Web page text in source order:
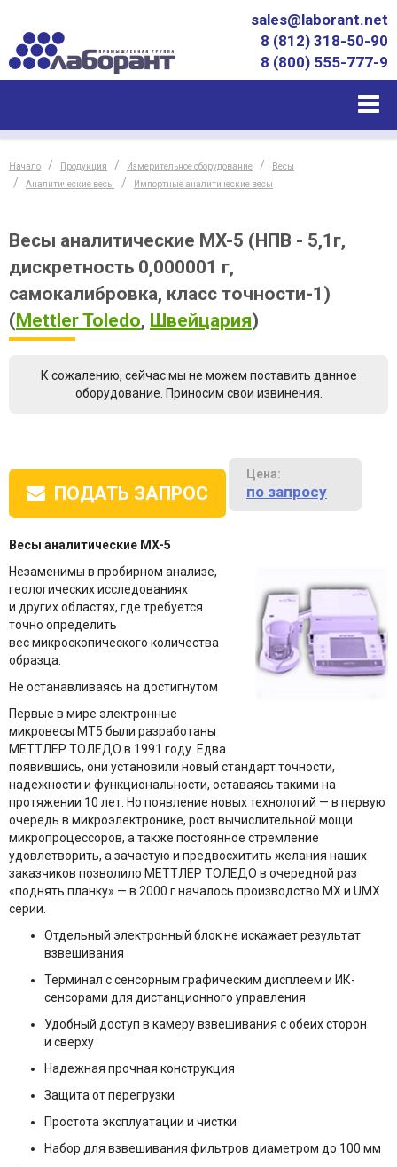
sales@laborant.net
8 (812) 318-50-90
8 (800) 555-777-9
Начало Продукция Измерительное оборудование
Весы
Аналитические весы
Импортные аналитические весы
Весы аналитические MX-5 (НПВ - 5,1г,
дискретность 0,000001 г,
самокалибровка, класс точности-1)
(Mettler Toledo, Швейцария)
К сожалению, сейчас мы не можем поставить данное
оборудование. Приносим свои извинения.
ПОДАТЬ ЗАПРОС
Цена:
по запросу
Весы аналитические MX-5
Незаменимы в пробирном анализе,
геологических исследованиях
и других областях, где требуется
точно определить
вес микроскопического количества
образца.
Не останавливаясь на достигнутом
Первые в мире электронные
микровесы MT5 были разработаны
МЕТТЛЕР ТОЛЕДО в 1991 году. Едва
появившись, они установили новый стандарт точности,
надежности и функциональности, оставаясь такими на
протяжении 10 лет. Но появление новых технологий — в первую
очередь в микроэлектронике, рост вычислительной мощи
микропроцессоров, а также постоянное стремление
удовлетворить, а зачастую и предвосхитить желания наших
заказчиков позволило МЕТТЛЕР ТОЛЕДО в очередной раз
«поднять планку» — в 2000 г началось производство MX и UMX
серии.
Отдельный электронный блок не искажает результат
взвешивания
Терминал с сенсорным графическим дисплеем и ИК-
сенсорами для дистанционного управления
Удобный доступ в камеру взвешивания с обеих сторон
и сверху
Надежная прочная конструкция
Защита от перегрузки
Простота эксплуатации и чистки
Набор для взвешивания фильтров диаметром до 100 мм